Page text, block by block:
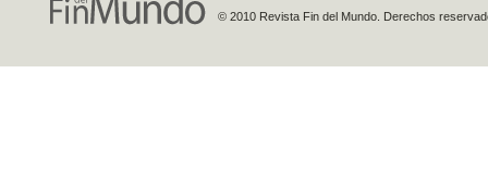
© 2010 Revista Fin del Mundo. Derechos